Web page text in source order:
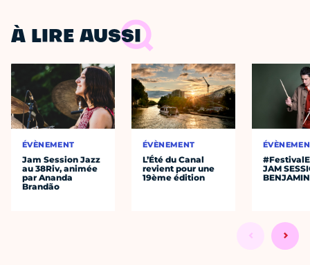
À LIRE AUSSI
ÉVÈNEMENT
Jam Session Jazz
au 38Riv, animée
par Ananda
Brandão
ÉVÈNEMENT
L’Été du Canal
revient pour une
19ème édition
JAM